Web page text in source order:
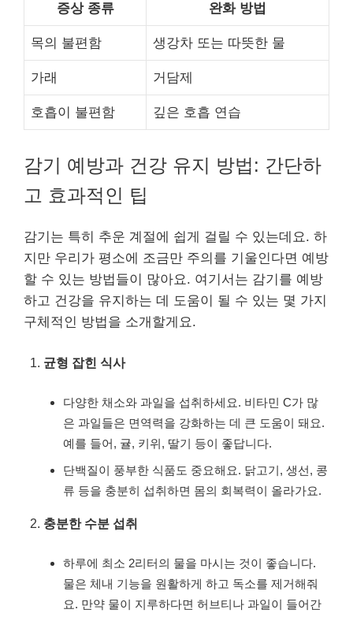
증상 종류 완화 방법
목의 불편함 생강차 또는 따뜻한 물
가래 거담제
호흡이 불편함 깊은 호흡 연습
감기 예방과 건강 유지 방법: 간단하
고 효과적인 팁
감기는 특히 추운 계절에 쉽게 걸릴 수 있는데요. 하
지만 우리가 평소에 조금만 주의를 기울인다면 예방
할 수 있는 방법들이 많아요. 여기서는 감기를 예방
하고 건강을 유지하는 데 도움이 될 수 있는 몇 가지
구체적인 방법을 소개할게요.
균형 잡힌 식사
다양한 채소와 과일을 섭취하세요. 비타민 C가 많
은 과일들은 면역력을 강화하는 데 큰 도움이 돼요.
예를 들어, 귤, 키위, 딸기 등이 좋답니다.
단백질이 풍부한 식품도 중요해요. 닭고기, 생선, 콩
류 등을 충분히 섭취하면 몸의 회복력이 올라가요.
충분한 수분 섭취
하루에 최소 2리터의 물을 마시는 것이 좋습니다.
물은 체내 기능을 원활하게 하고 독소를 제거해줘
요. 만약 물이 지루하다면 허브티나 과일이 들어간